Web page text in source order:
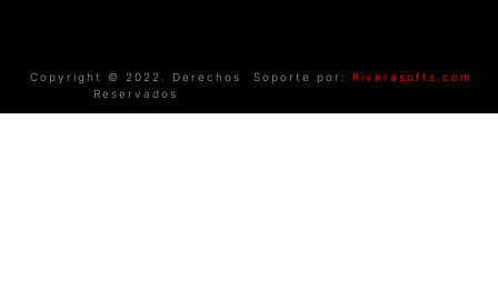
Copyright © 2022. Derechos
Reservados
Soporte por: Riverasofts.com